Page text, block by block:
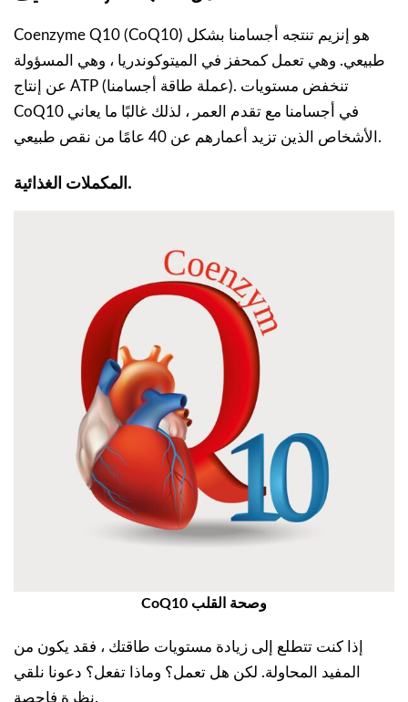
Coenzyme Q10 (CoQ10) هو إنزيم تنتجه أجسامنا بشكل
طبيعي. وهي تعمل كمحفز في الميتوكوندريا ، وهي المسؤولة
عن إنتاج ATP (عملة طاقة أجسامنا). تنخفض مستويات
CoQ10 في أجسامنا مع تقدم العمر ، لذلك غالبًا ما يعاني
الأشخاص الذين تزيد أعمارهم عن 40 عامًا من نقص طبيعي.
المكملات الغذائية .
CoQ10 وصحة القلب
إذا كنت تتطلع إلى زيادة مستويات طاقتك ، فقد يكون من
المفيد المحاولة. لكن هل تعمل؟ وماذا تفعل؟ دعونا نلقي
نظرة فاحصة.